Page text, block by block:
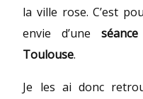
la ville rose. C’est
envie d’une
Toulouse.
Je les ai donc